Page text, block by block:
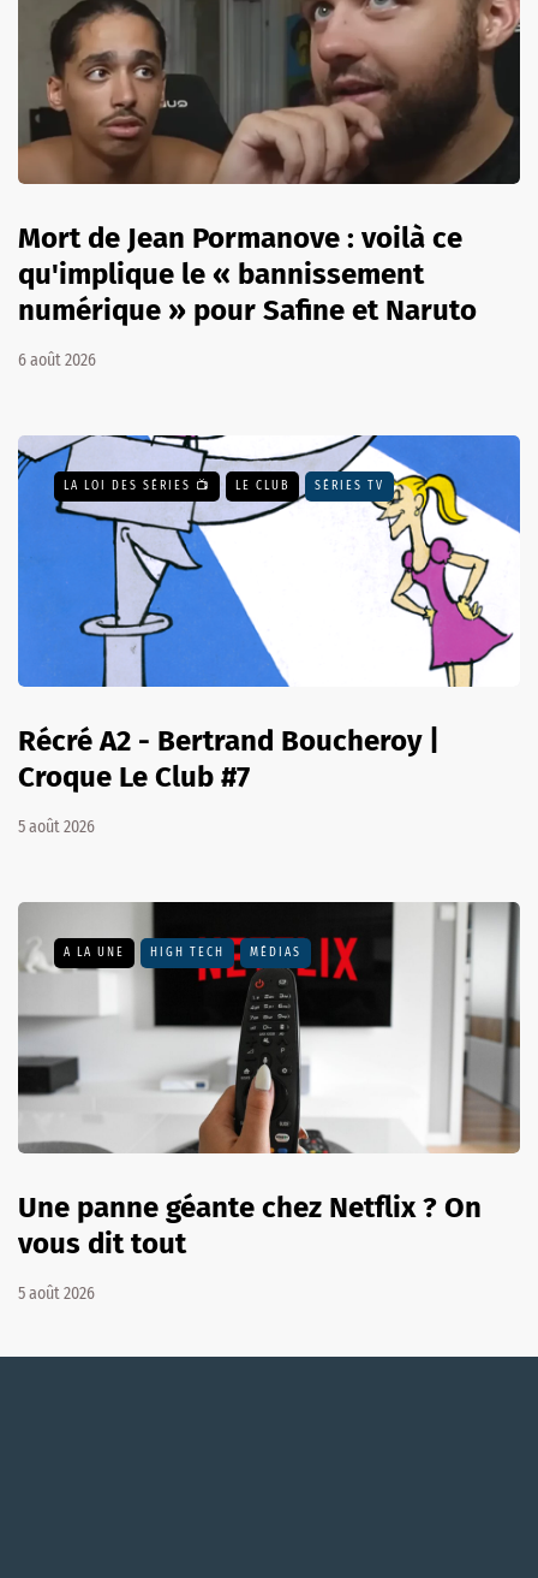
Mort de Jean Pormanove : voilà ce
qu'implique le « bannissement
numérique » pour Safine et Naruto
6 août 2026
LA LOI DES SÉRIES 📺 LE CLUB SÉRIES TV
Récré A2 - Bertrand Boucheroy |
Croque Le Club #7
5 août 2026
A LA UNE HIGH TECH MÉDIAS
Une panne géante chez Netflix ? On
vous dit tout
5 août 2026